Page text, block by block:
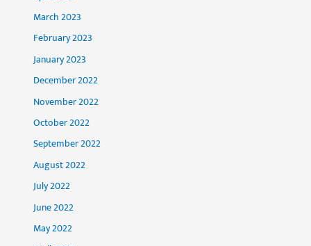
March 2023
February 2023
January 2023
December 2022
November 2022
October 2022
September 2022
August 2022
July 2022
June 2022
May 2022